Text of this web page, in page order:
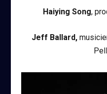
Haiying Song,
Jeff Ballard,